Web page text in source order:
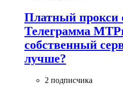
Платный прокси
Телеграмма
собственный
лучше?
2 подписчика